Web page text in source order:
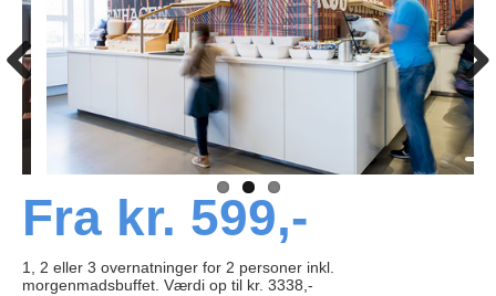
Fra kr. 599,-
1, 2 eller 3 overnatninger for 2 personer inkl.
morgenmadsbuffet. Værdi op til kr. 3338,-